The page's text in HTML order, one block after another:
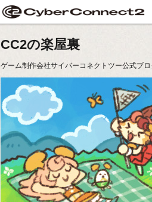
CC2の楽屋裏
ゲーム制作会社サイバーコネクトツー公式ブ